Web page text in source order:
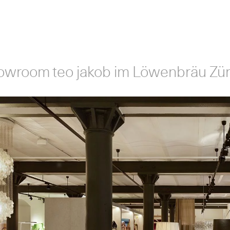
teo jakob im Löwenbräu